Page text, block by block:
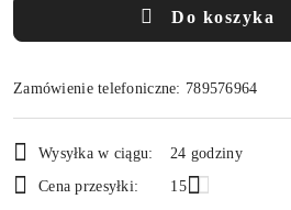
Do koszyka
Zamówienie telefoniczne: 789576964
i
dostawa
Wysyłka w ciągu:
24 godziny
Cena przesyłki:
15